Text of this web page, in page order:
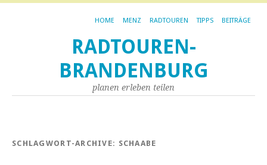
HOME MENZ RADTOUREN TIPPS BEITRÄGE
RADTOUREN-
BRANDENBURG
planen erleben teilen
SCHLAGWORT-ARCHIVE: SCHAABE